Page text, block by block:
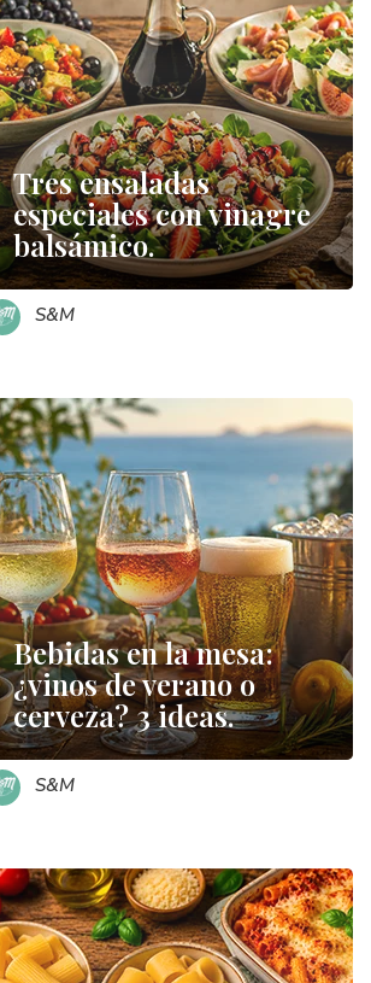
Tres ensaladas
especiales con vinagre
balsámico.
S&M
Bebidas en la mesa:
¿vinos de verano o
cerveza? 3 ideas.
S&M